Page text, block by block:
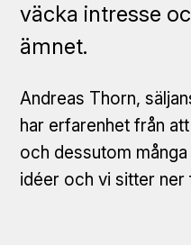
väcka intresse
ämnet.
Andreas Thorn,
har erfarenhet från
och dessutom
idéer och vi sitter ner